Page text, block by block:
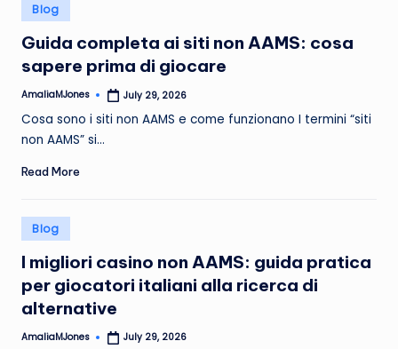
Posted
in
Blog
Guida completa ai siti non AAMS: cosa
sapere prima di giocare
Posted
AmaliaMJones July 29, 2026
Cosa sono i siti non AAMS e come funzionano I termini “siti
non AAMS” si…
Read More
Posted
in
Blog
I migliori casino non AAMS: guida pratica
per giocatori italiani alla ricerca di
alternative
Posted
AmaliaMJones July 29, 2026